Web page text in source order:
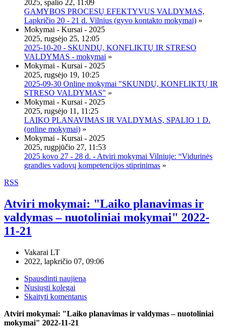
2025, spalio 22, 11:09
GAMYBOS PROCESŲ EFEKTYVUS VALDYMAS,
Lapkričio 20 - 21 d. Vilnius (gyvo kontakto mokymai) »
Mokymai - Kursai - 2025
2025, rugsėjo 25, 12:05
2025-10-20 - SKUNDŲ, KONFLIKTŲ IR STRESO
VALDYMAS - mokymai »
Mokymai - Kursai - 2025
2025, rugsėjo 19, 10:25
2025-09-30 Online mokymai "SKUNDŲ, KONFLIKTŲ IR
STRESO VALDYMAS" »
Mokymai - Kursai - 2025
2025, rugsėjo 11, 11:25
LAIKO PLANAVIMAS IR VALDYMAS, SPALIO 1 D.
(online mokymai) »
Mokymai - Kursai - 2025
2025, rugpjūčio 27, 11:53
2025 kovo 27 - 28 d. - Atviri mokymai Vilniuje: “Vidurinės
grandies vadovų kompetencijos stiprinimas »
RSS
Atviri mokymai: "Laiko planavimas ir
valdymas – nuotoliniai mokymai" 2022-
11-21
Vakarai LT
2022, lapkričio 07, 09:06
Spausdinti naujieną
Nusiųsti kolegai
Skaityti komentarus
Atviri mokymai: "Laiko planavimas ir valdymas – nuotoliniai
mokymai" 2022-11-21